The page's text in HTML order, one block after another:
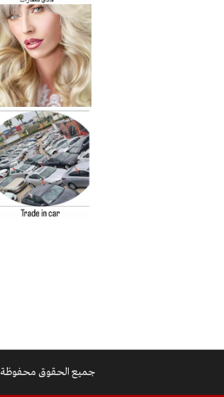
جميع الحقوق محفوظة